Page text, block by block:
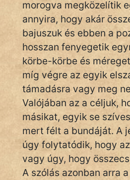
És
TÖRTÉNELEM
Népszerű szerzőink:
cinege
fantom
Hunor
Jób Gedeon
Láron Ádám
morogva megközelítik
annyira, hogy akár
bajuszuk és ebben a
hosszan fenyegetik
körbe-körbe és
míg végre az egyik
támadásra vagy meg
Valójában az a céljuk,
másikat, egyik se
mert félt a bundáját. A
úgy folytatódik, hogy
vagy úgy, hogy
A szólás azonban arra